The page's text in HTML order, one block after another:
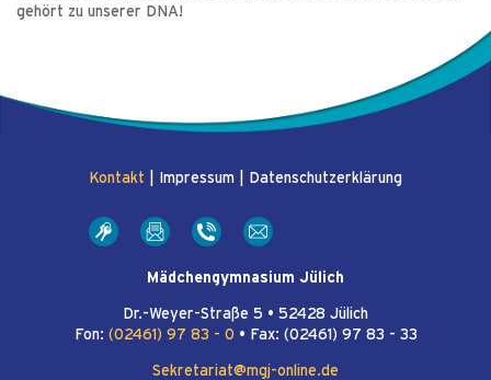
gehört zu unserer DNA!
Kontakt Impressum Datenschutzerklärung
Mädchengymnasium Jülich
Dr.-Weyer-Straße 5 • 52428 Jülich
Fon: (02461) 97 83 - 0 • Fax: (02461) 97 83 - 33
Sekretariat@mgj-online.de